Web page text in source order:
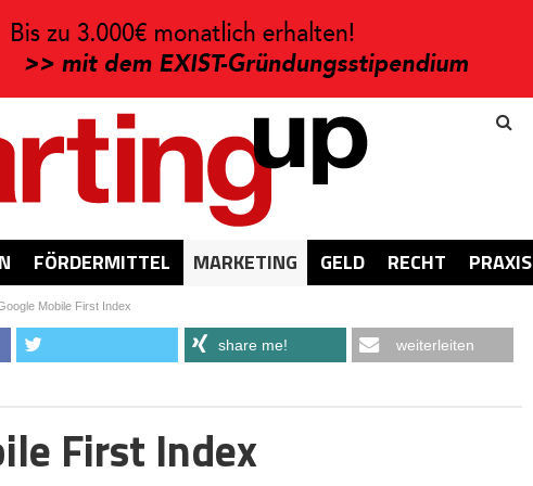
FÖRDERMITTEL MARKETING GELD RECHT PRAXIS
Mobile First Index
share me! weiterleiten
First Index